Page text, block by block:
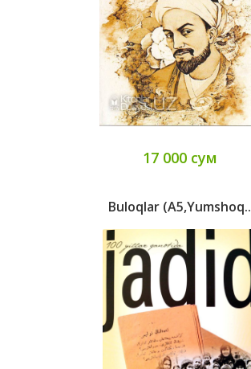
17 000 сум
Buloqlar (A5,yumshoq..